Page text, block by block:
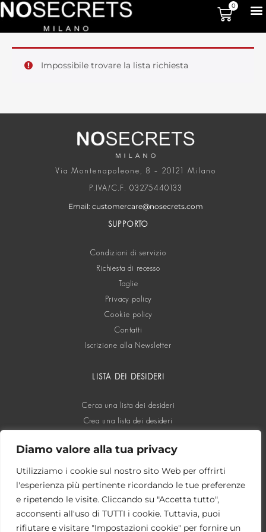
Diamo valore alla tua privacy
Utilizziamo i cookie sul nostro sito Web per offrirti
l'esperienza più pertinente ricordando le tue preferenze
e ripetendo le visite. Cliccando su "Accetta tutto",
acconsenti all'uso di TUTTI i cookie. Tuttavia, puoi
rifiutare e visitare "Impostazioni cookie" per fornire un
0
Impossibile trovare la lista richiesta
Via Montenapoleone, 8 – 20121 Milano
P.IVA/C.F. 03275440133
Email: customercare@nosecrets.com
SUPPORTO
Condizioni di servizio
Richiesta di recesso
Taglie
Privacy policy
Cookie policy
Contatti
Iscrizione alla Newsletter
LISTA DEI DESIDERI
Cerca una lista dei desideri
Crea una lista dei desideri
SOCIAL